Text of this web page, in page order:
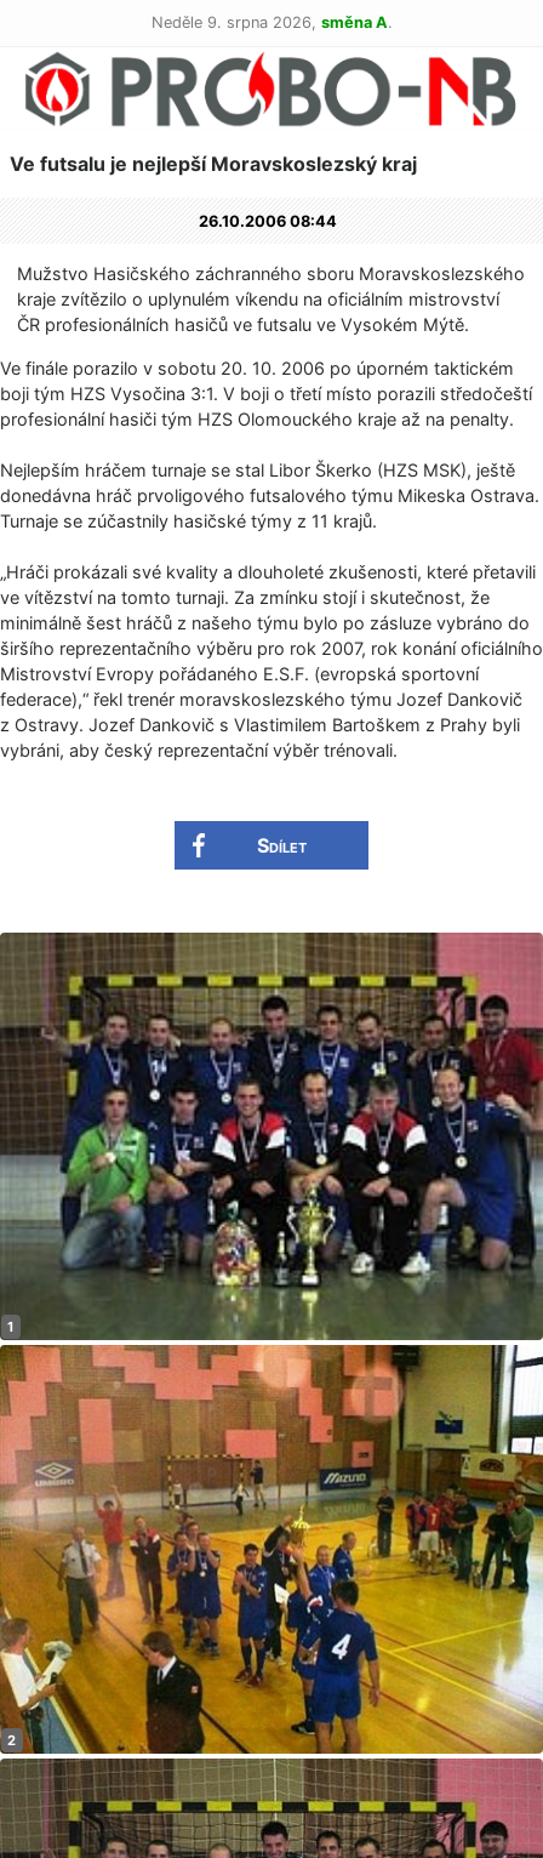
Neděle 9. srpna 2026, směna A.
Ve futsalu je nejlepší Moravskoslezský kraj
26.10.2006 08:44
Mužstvo Hasičského záchranného sboru Moravskoslezského
kraje zvítězilo o uplynulém víkendu na oficiálním mistrovství
ČR profesionálních hasičů ve futsalu ve Vysokém Mýtě.
Ve finále porazilo v sobotu 20. 10. 2006 po úporném taktickém
boji tým HZS Vysočina 3:1. V boji o třetí místo porazili středočeští
profesionální hasiči tým HZS Olomouckého kraje až na penalty.
Nejlepším hráčem turnaje se stal Libor Škerko (HZS MSK), ještě
donedávna hráč prvoligového futsalového týmu Mikeska Ostrava.
Turnaje se zúčastnily hasičské týmy z 11 krajů.
„Hráči prokázali své kvality a dlouholeté zkušenosti, které přetavili
ve vítězství na tomto turnaji. Za zmínku stojí i skutečnost, že
minimálně šest hráčů z našeho týmu bylo po zásluze vybráno do
širšího reprezentačního výběru pro rok 2007, rok konání oficiálního
Mistrovství Evropy pořádaného E.S.F. (evropská sportovní
federace),“ řekl trenér moravskoslezského týmu Jozef Dankovič
z Ostravy. Jozef Dankovič s Vlastimilem Bartoškem z Prahy byli
vybráni, aby český reprezentační výběr trénovali.
Sdílet